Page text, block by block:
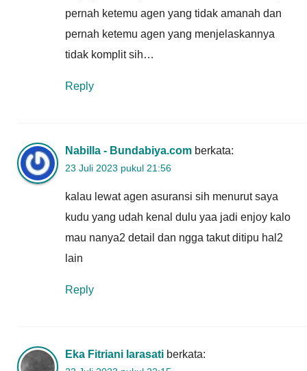
pernah ketemu agen yang tidak amanah dan
pernah ketemu agen yang menjelaskannya
tidak komplit sih…
Reply
Nabilla - Bundabiya.com berkata:
23 Juli 2023 pukul 21:56
kalau lewat agen asuransi sih menurut saya
kudu yang udah kenal dulu yaa jadi enjoy kalo
mau nanya2 detail dan ngga takut ditipu hal2
lain
Reply
Eka Fitriani larasati berkata: